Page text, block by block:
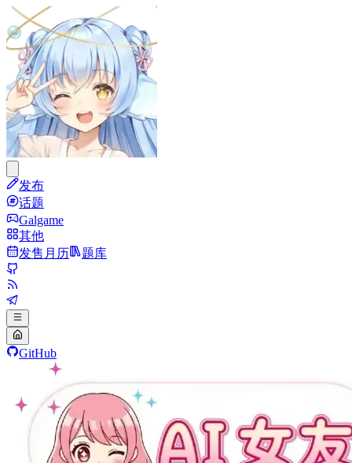
发布
话题
Galgame
其他
发售月历
题库
GitHub